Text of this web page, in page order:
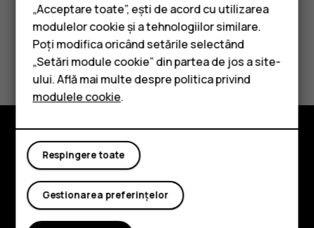
Smartphone-uri
Telefoane clasice
Accesorii
Tablete
Considerați utile aceste informații?
Da Nu
Explorează
Despre
Planet and people
„Acceptare toate”, ești de acord cu utilizarea
modulelor cookie și a tehnologiilor similare.
Poți modifica oricând setările selectând
„Setări module cookie” din partea de jos a site-
ului. Află mai multe despre politica privind
modulele cookie.
Respingere toate
Gestionarea preferințelor